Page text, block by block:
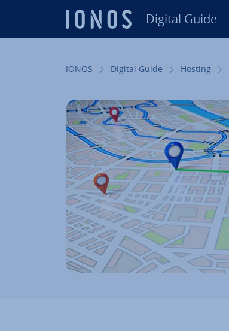
Digital Guide
IONOS Digital Guide Hosting